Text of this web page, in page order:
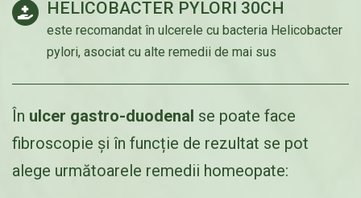
HELICOBACTER PYLORI 30CH
este recomandat în ulcerele cu bacteria Helicobacter
pylori, asociat cu alte remedii de mai sus
În ulcer gastro-duodenal se poate face
fibroscopie și în funcție de rezultat se pot
alege următoarele remedii homeopate: